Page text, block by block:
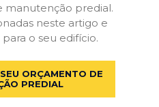
manutenção predial.
neste artigo e
o seu edifício.
ORÇAMENTO DE
PREDIAL